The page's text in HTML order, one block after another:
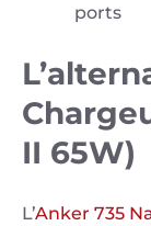
ports
II 65W)
L’Anker 735